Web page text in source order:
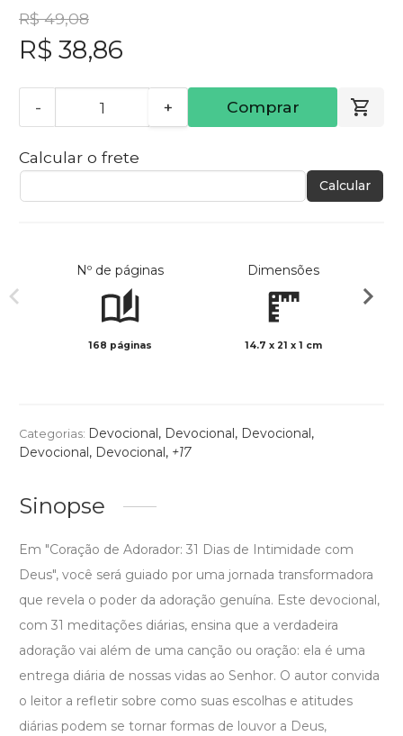
R$ 49,08
R$ 38,86
- + Comprar
Calcular o frete
Calcular
Nº de páginas
168 páginas
Dimensões
14.7 x 21 x 1 cm
Categorias: Devocional, Devocional, Devocional,
Devocional, Devocional, +17
Sinopse
Em "Coração de Adorador: 31 Dias de Intimidade com
Deus", você será guiado por uma jornada transformadora
que revela o poder da adoração genuína. Este devocional,
com 31 meditações diárias, ensina que a verdadeira
adoração vai além de uma canção ou oração: ela é uma
entrega diária de nossas vidas ao Senhor. O autor convida
o leitor a refletir sobre como suas escolhas e atitudes
diárias podem se tornar formas de louvor a Deus,